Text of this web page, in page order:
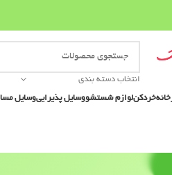
انتخاب دسته بندی
خردکنلوازم شستشووسایل پذیراییوسایل